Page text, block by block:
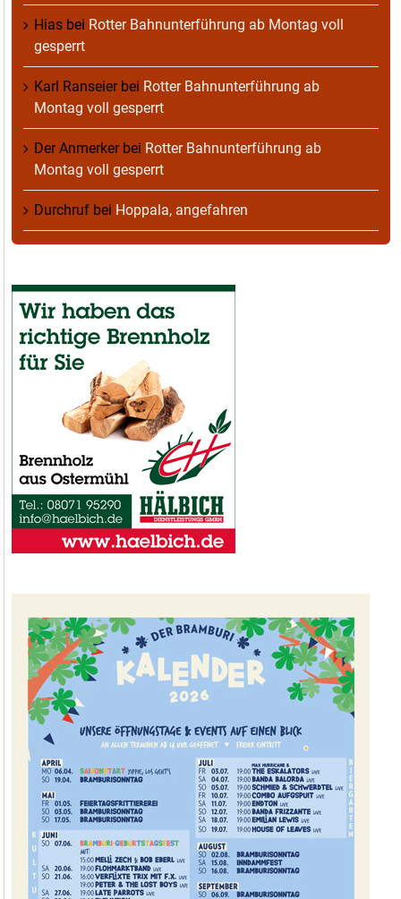
Hias bei Rotter Bahnunterführung ab Montag voll
gesperrt
Karl Ranseierbei Rotter Bahnunterführung ab
Montag voll gesperrt
Der Anmerkerbei Rotter Bahnunterführung ab
Montag voll gesperrt
Durchruf bei Hoppala, angefahren